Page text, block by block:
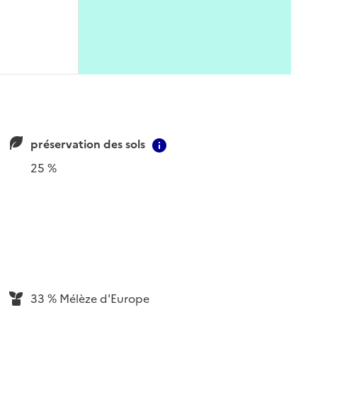
préservation des sols
25 %
33 % Mélèze d'Europe